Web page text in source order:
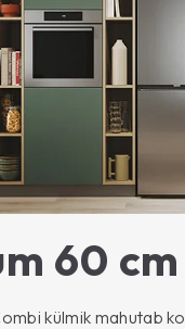
60
külmik mahutab